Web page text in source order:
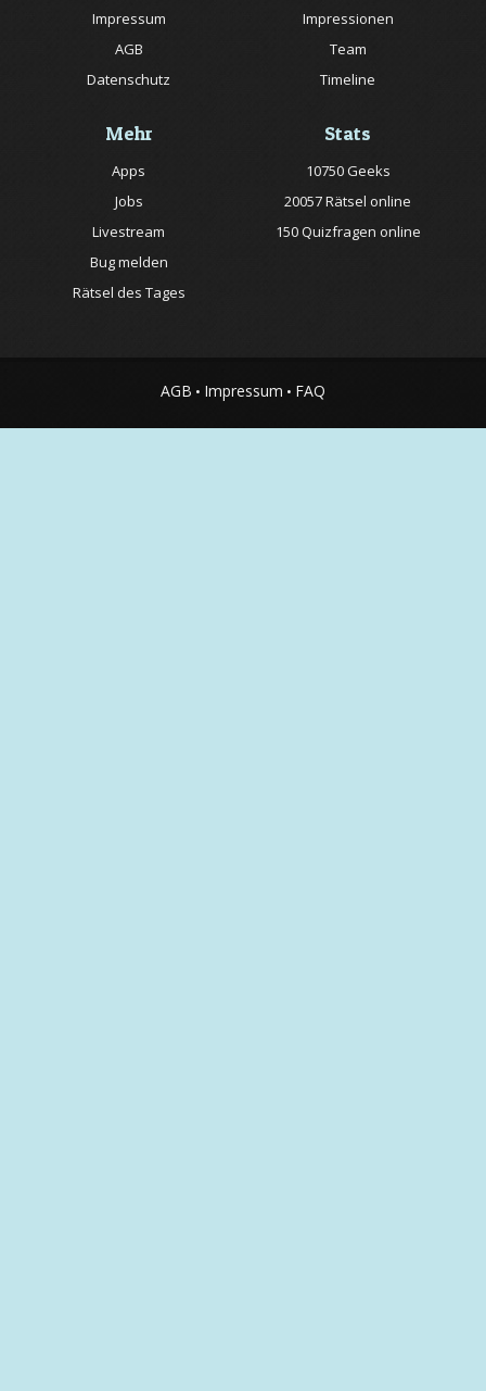
Impressum
AGB
Datenschutz
Impressionen
Team
Timeline
Mehr
Apps
Jobs
Livestream
Bug melden
Rätsel des Tages
Stats
10750 Geeks
20057 Rätsel online
150 Quizfragen online
AGB • Impressum • FAQ